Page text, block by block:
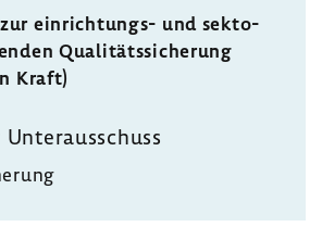
einrichtungs-​ und sekto­
Quali­täts­si­che­rung
Kraft)